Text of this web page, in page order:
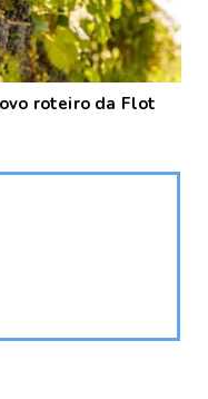
roteiro da Flot